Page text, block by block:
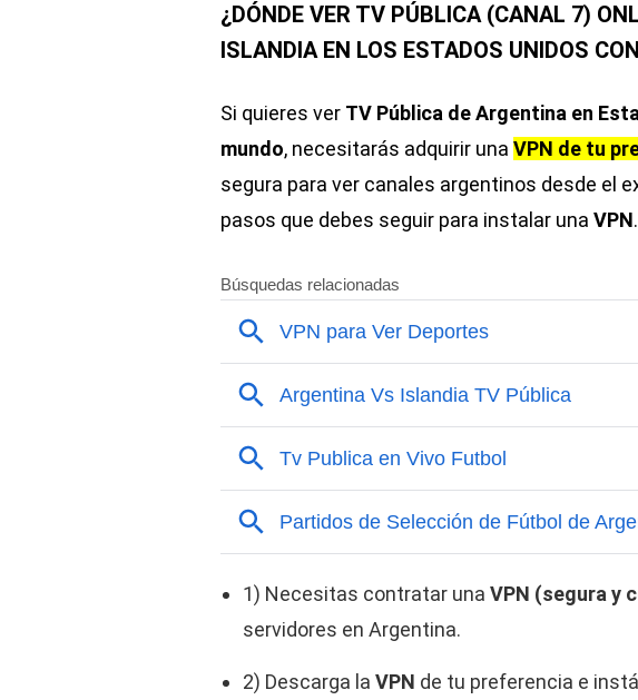
¿DÓNDE VER TV PÚBLICA (CANAL 7)
ISLANDIA EN LOS ESTADOS UNIDOS
Si quieres ver TV Pública de Argentina en
mundo, necesitarás adquirir una VPN de tu
segura para ver canales argentinos desde el
pasos que debes seguir para instalar una VPN.
1) Necesitas contratar una VPN (segura y
servidores en Argentina.
2) Descarga la VPN de tu preferencia e